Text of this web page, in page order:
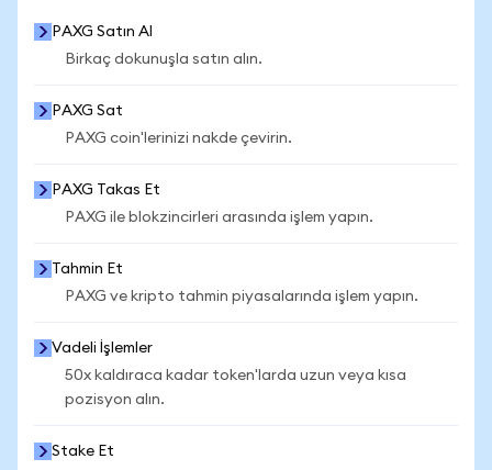
PAXG Satın Al
Birkaç dokunuşla satın alın.
PAXG Sat
PAXG coin'lerinizi nakde çevirin.
PAXG Takas Et
PAXG ile blokzincirleri arasında işlem yapın.
Tahmin Et
PAXG ve kripto tahmin piyasalarında işlem yapın.
Vadeli İşlemler
50x kaldıraca kadar token'larda uzun veya kısa
pozisyon alın.
Stake Et